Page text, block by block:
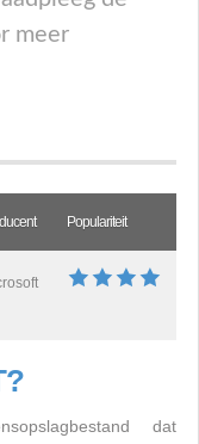
meer
Populariteit
dat